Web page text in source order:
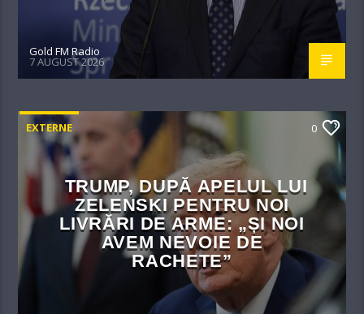
Gold FM Radio
7 AUGUST 2026
EXTERNE 0
TRUMP, DUPĂ APELUL LUI
ZELENSKI PENTRU NOI
LIVRĂRI DE ARME: „ȘI NOI
AVEM NEVOIE DE
RACHETE”